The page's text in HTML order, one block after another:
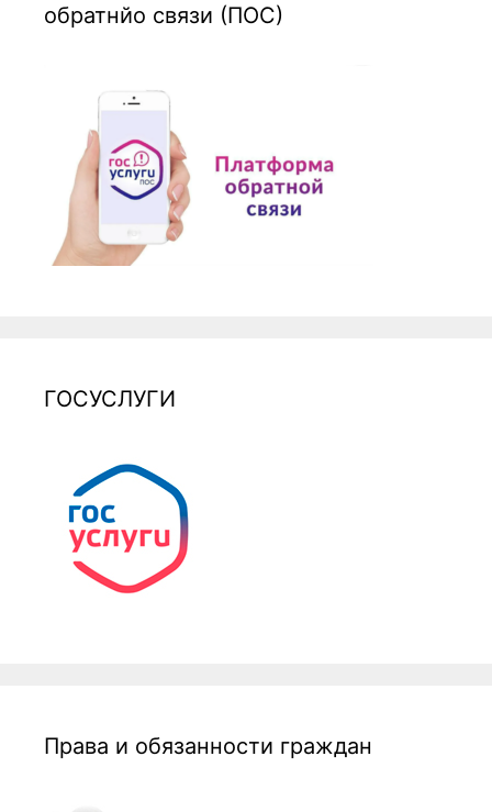
обратнйо связи (ПОС)
ГОСУСЛУГИ
Права и обязанности граждан